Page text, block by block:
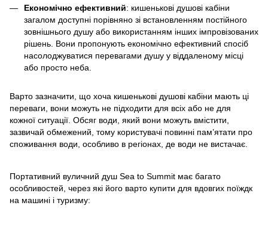
Економічно ефективний: кишенькові душові кабіни
загалом доступні порівняно зі встановленням постійного
зовнішнього душу або використанням інших імпровізованих
рішень. Вони пропонують економічно ефективний спосіб
насолоджуватися перевагами душу у віддаленому місці
або просто неба.
Варто зазначити, що хоча кишенькові душові кабіни мають ці
переваги, вони можуть не підходити для всіх або не для
кожної ситуації. Обсяг води, який вони можуть вмістити,
зазвичай обмежений, тому користувачі повинні пам’ятати про
споживання води, особливо в регіонах, де води не вистачає.
Портативний вуличний душ Sea to Summit має багато
особливостей, через які його варто купити для вдовгих поїждк
на машині і туризму: